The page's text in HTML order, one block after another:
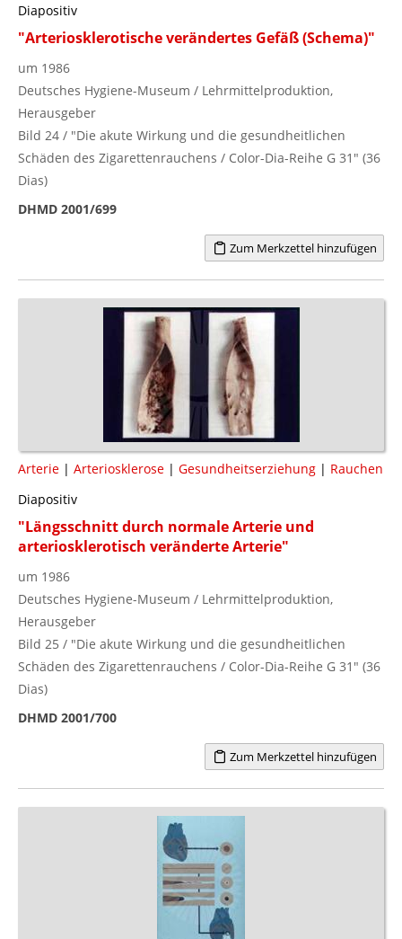
Diapositiv
"Arteriosklerotische verändertes Gefäß (Schema)"
um 1986
Deutsches Hygiene-Museum / Lehrmittelproduktion,
Herausgeber
Bild 24 / "Die akute Wirkung und die gesundheitlichen
Schäden des Zigarettenrauchens / Color-Dia-Reihe G 31" (36
Dias)
DHMD 2001/699
Zum Merkzettel hinzufügen
Arterie | Arteriosklerose | Gesundheitserziehung | Rauchen
Diapositiv
"Längsschnitt durch normale Arterie und
arteriosklerotisch veränderte Arterie"
um 1986
Deutsches Hygiene-Museum / Lehrmittelproduktion,
Herausgeber
Bild 25 / "Die akute Wirkung und die gesundheitlichen
Schäden des Zigarettenrauchens / Color-Dia-Reihe G 31" (36
Dias)
DHMD 2001/700
Zum Merkzettel hinzufügen